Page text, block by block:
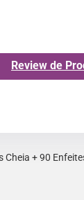
Review de
+ 90